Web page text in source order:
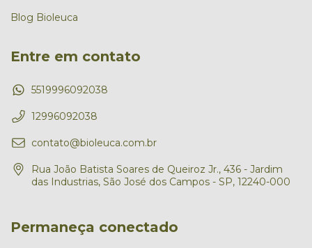
Blog Bioleuca
Entre em contato
5519996092038
12996092038
contato@bioleuca.com.br
Rua João Batista Soares de Queiroz Jr., 436 - Jardim
das Industrias, São José dos Campos - SP, 12240-000
Permaneça conectado